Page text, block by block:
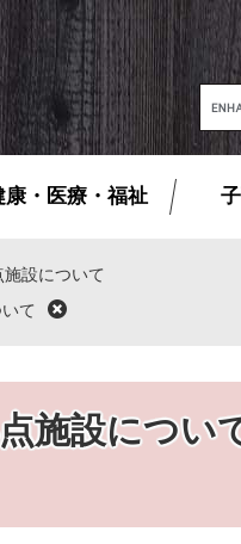
G
o
o
検
索
康・医療・福祉
設について
て
閉
施設につい